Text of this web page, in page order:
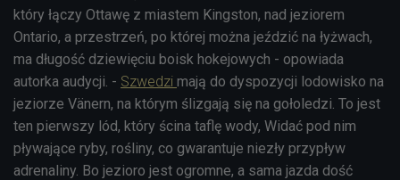
który łączy Ottawę z miastem Kingston, nad jeziorem
Ontario, a przestrzeń, po której można jeździć na łyżwach,
ma długość dziewięciu boisk hokejowych - opowiada
autorka audycji. - Szwedzi mają do dyspozycji lodowisko na
jeziorze Vänern, na którym ślizgają się na gołoledzi. To jest
ten pierwszy lód, który ścina taflę wody, Widać pod nim
pływające ryby, rośliny, co gwarantuje niezły przypływ
adrenaliny. Bo jezioro jest ogromne, a sama jazda dość